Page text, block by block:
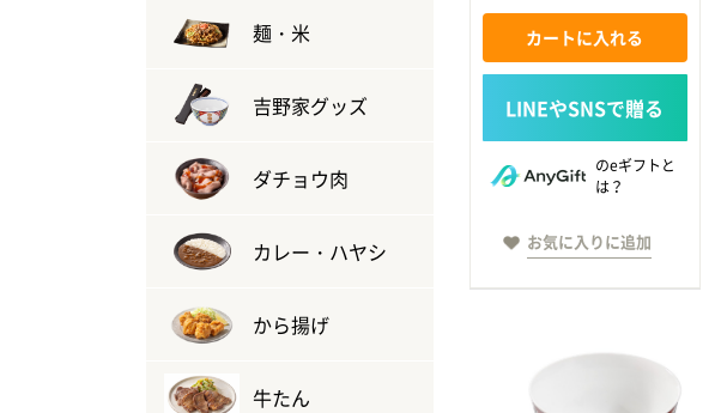
麺・米
吉野家グッズ
ダチョウ肉
カレー・ハヤシ
から揚げ
牛たん
カートに入れる
のeギフトと
は？
お気に入りに追加